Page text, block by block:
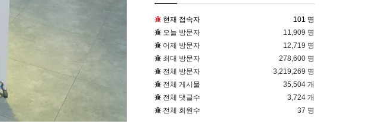
현재 접속자
101 명
오늘 방문자
11,909 명
어제 방문자
12,719 명
최대 방문자
278,600 명
전체 방문자
3,219,269 명
전체 게시물
35,504 개
전체 댓글수
3,724 개
전체 회원수
37 명